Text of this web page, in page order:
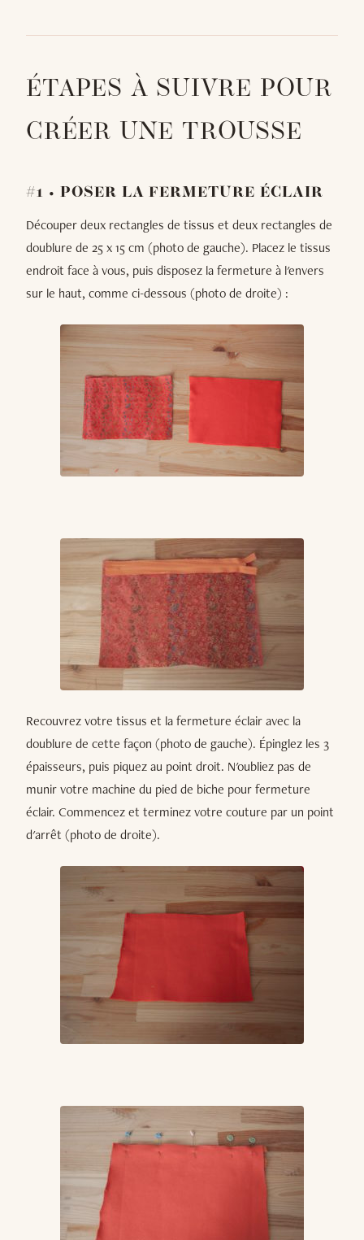
ÉTAPES À SUIVRE POUR
CRÉER UNE TROUSSE
#1 • POSER LA FERMETURE ÉCLAIR
Découper deux rectangles de tissus et deux rectangles de
doublure de 25 x 15 cm (photo de gauche). Placez le tissus
endroit face à vous, puis disposez la fermeture à l'envers
sur le haut, comme ci-dessous (photo de droite) :
Recouvrez votre tissus et la fermeture éclair avec la
doublure de cette façon (photo de gauche). Épinglez les 3
épaisseurs, puis piquez au point droit. N'oubliez pas de
munir votre machine du pied de biche pour fermeture
éclair. Commencez et terminez votre couture par un point
d'arrêt (photo de droite).